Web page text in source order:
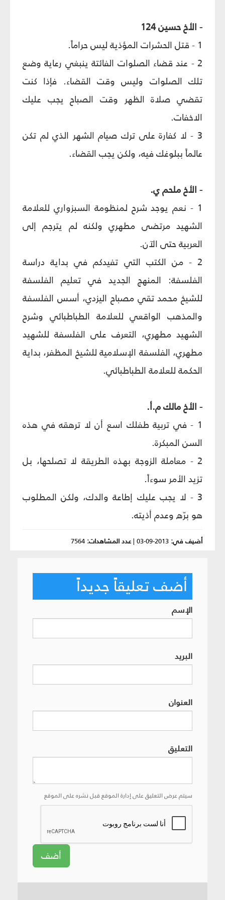
- الأخ حسين 124
1 - قتل الحشرات المؤذية ليس حراماً.
2 - عند قضاء الصلوات الفائتة ينبغي رعاية وضع
تلك الصلوات وليس وقت القضاء. فإذا كنت
تقضي صلاة الظهر وقت الصباح يجب عليك
الاخفات.
3 - لا كفارة على ترك صيام الشهر الذي لم تكن
عالماً ببلوغك فيه، ولكن يجب القضاء.
- الأخ ملحم ي.
1 - نعم يوجد شرح لمنظومة السبزواري للعلامة
الشهيد مرتضى مطهري ولكنه لم يترجم إلى
العربية حتى الآن.
2 - من الكتب التي تفيدكم في بداية دراسة
الفلسفة: المنهج الجديد في تعليم الفلسفة
للشيخ محمد تقي مصباح اليزدي، أسس الفلسفة
والمذهب الواقعي للعلامة الطباطبائي وشرح
الشهيد مطهري، التعرف على الفلسفة للشهيد
مطهري، الفلسفة الإسلامية للشيخ المظفر، بداية
الحكمة للعلامة الطباطبائي.
- الأخ مالك م.أ.
1 - في تربية طفلك اسع أن لا ترهقه في هذه
السن المبكرة.
2 - معاملة الزوجة بهذه الطريقة لا تصلحها، بل
تزيد الأمر سوءاً.
3 - لا يجب عليك إطاعة والدك، ولكن المطلوب
هو برّه وعدم أذيته.
أضيف في: 2013-09-03
|عدد المشاهدات: 7564
أضف تعليقاً جديداً
الإسم
البريد
العنوان
التعليق
سيتم عرض التعليق على إدارة الموقع قبل نشره على الموقع
أضف